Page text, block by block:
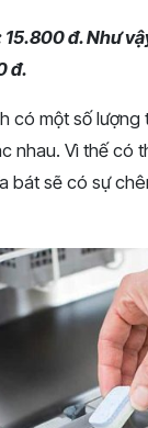
15.800 đ. Như
đ.
có một số
nhau. Vì thế có
bát sẽ có sự